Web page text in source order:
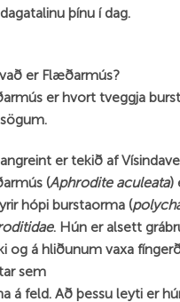
þínu í dag.
er Flæðarmús?
er hvort tveggja
er tekið af
(Aphrodite aculeata)
hópi burstaorma (
. Hún er alsett
og á hliðunum vaxa
sem
á feld. Að þessu leyti er